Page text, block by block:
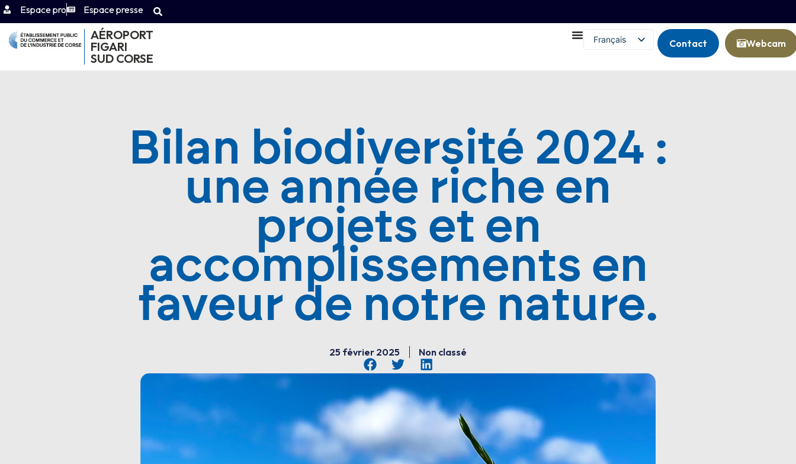
Espace pro Espace presse
AÉROPORT
FIGARI
SUD CORSE
Français
Contact Webcam
Bilan biodiversité 2024 :
une année riche en
projets et en
accomplissements en
faveur de notre nature.
25 février 2025 Non classé